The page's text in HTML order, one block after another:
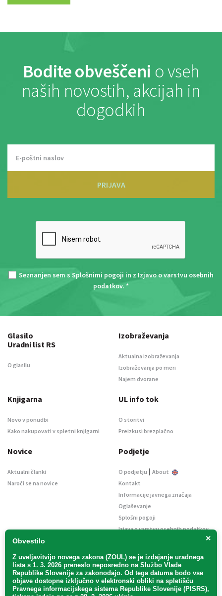
Bodite obveščeni o vseh
naših novostih, akcijah in
dogodkih
PRIJAVA
Seznanjen sem s Splošnimi pogoji in z Izjavo o varstvu osebnih
podatkov. *
×
Obvestilo
Z uveljavitvijo novega zakona (ZOUL) se je izdajanje uradnega
lista s 1. 3. 2026 preneslo neposredno na Službo Vlade
Republike Slovenije za zakonodajo. Od tega datuma bodo vse
objave dostopne izključno v elektronski obliki na spletišču
Pravnega informacijskega sistema Republike Slovenije (PISRS),
Glasilo
Uradni list RS
O glasilu
Izobraževanja
Aktualna izobraževanja
Izobraževanja po meri
Najem dvorane
Knjigarna
Novo v ponudbi
Kako nakupovati v spletni knjigarni
UL info tok
O storitvi
Preizkusi brezplačno
Novice
Aktualni članki
Naroči se na novice
Podjetje
O podjetju | About
Kontakt
Informacije javnega značaja
Oglaševanje
Splošni pogoji
Izjava o varstvu osebnih podatkov
Uradni list d. o. o. – v likvidaciji / Vse pravice pridržane.